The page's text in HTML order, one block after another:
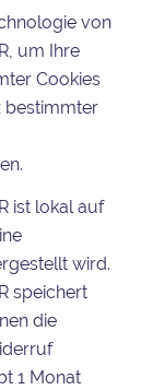
von
um Ihre
Cookies
bestimmter
ist lokal auf
wird.
speichert
die
1 Monat